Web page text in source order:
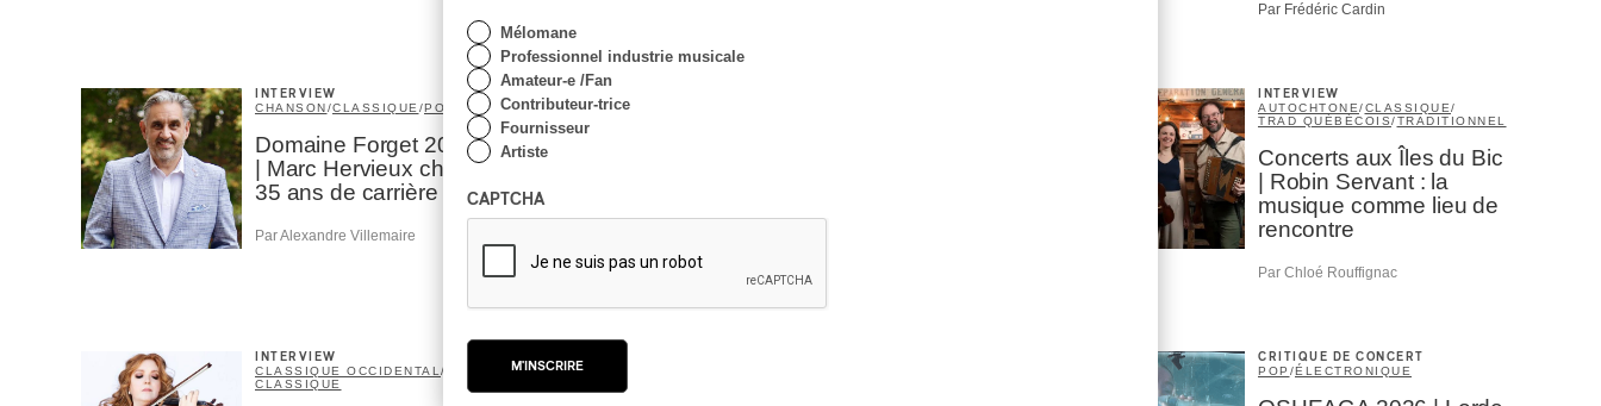
Par Frédéric Cardin
INTERVIEW
CHANSON/CLASSIQUE /POP
Domaine Forget 2026
| Marc Hervieux chante
35 ans de carrière
Par Alexandre Villemaire
Par Michel Labrecque
INTERVIEW
AUTOCHTONE/CLASSIQUE/
TRAD QUÉBÉCOIS/TRADITIONNEL
Concerts aux Îles du Bic
| Robin Servant : la
musique comme lieu de
rencontre
Par Chloé Rouffignac
INTERVIEW
CLASSIQUE OCCIDENTAL/
CLASSIQUE
CRITIQUE DE CONCERT
POP /ÉLECTRONIQUE
Mélomane
Professionnel industrie musicale
Amateur-e /Fan
Contributeur-trice
Fournisseur
Artiste
CAPTCHA
M'INSCRIRE